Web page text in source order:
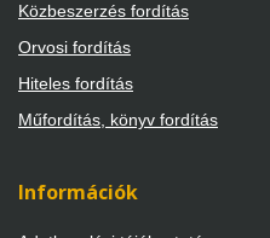
Közbeszerzés fordítás
Orvosi fordítás
Hiteles fordítás
Műfordítás, könyv fordítás
Információk